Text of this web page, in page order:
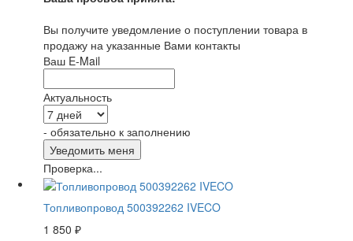
Вы получите уведомление о поступлении товара в
продажу на указанные Вами контакты
Ваш E-Mail
Актуальность
- обязательно к заполнению
Проверка...
Топливопровод 500392262 IVECO
1 850 ₽